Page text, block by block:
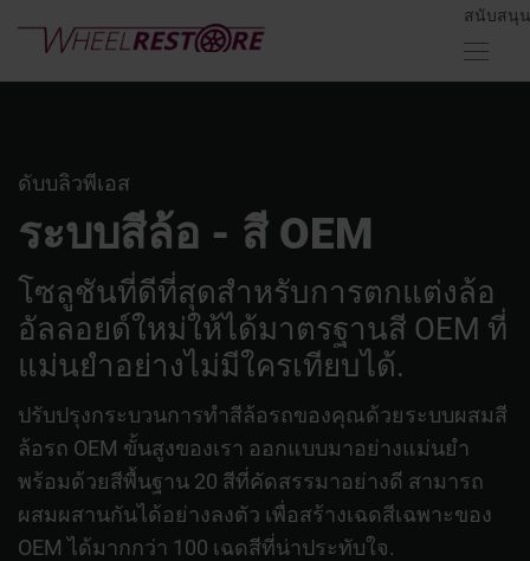
สนับสนุน
ดับบลิวพีเอส
ระบบสีล้อ - สี OEM
โซลูชันที่ดีที่สุดสำหรับการตกแต่งล้อ
อัลลอยด์ใหม่ให้ได้มาตรฐานสี OEM ที่
แม่นยำอย่างไม่มีใครเทียบได้.
ปรับปรุงกระบวนการทำสีล้อรถของคุณด้วยระบบผสมสี
ล้อรถ OEM ขั้นสูงของเรา ออกแบบมาอย่างแม่นยำ
พร้อมด้วยสีพื้นฐาน 20 สีที่คัดสรรมาอย่างดี สามารถ
ผสมผสานกันได้อย่างลงตัว เพื่อสร้างเฉดสีเฉพาะของ
OEM ได้มากกว่า 100 เฉดสีที่น่าประทับใจ.